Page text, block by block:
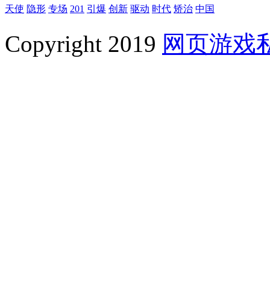
天使 隐形 专场 201 引爆 创新 驱动 时代 矫治 中国
Copyright 2019 网页游戏